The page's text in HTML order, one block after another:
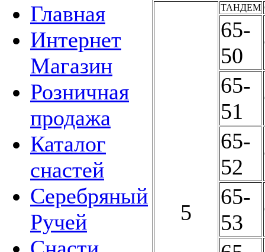
Главная
Интернет
Магазин
Розничная
продажа
Каталог
снастей
Серебряный
Ручей
5
ТАНДЕМ
65-
50
65-
51
65-
52
65-
53